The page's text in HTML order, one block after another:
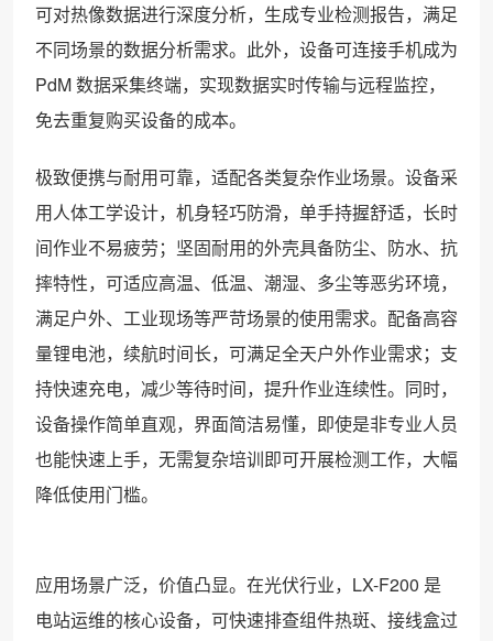
可对热像数据进行深度分析，生成专业检测报告，满足
不同场景的数据分析需求。此外，设备可连接手机成为
PdM 数据采集终端，实现数据实时传输与远程监控，
免去重复购买设备的成本。
极致便携与耐用可靠，适配各类复杂作业场景。设备采
用人体工学设计，机身轻巧防滑，单手持握舒适，长时
间作业不易疲劳；坚固耐用的外壳具备防尘、防水、抗
摔特性，可适应高温、低温、潮湿、多尘等恶劣环境，
满足户外、工业现场等严苛场景的使用需求。配备高容
量锂电池，续航时间长，可满足全天户外作业需求；支
持快速充电，减少等待时间，提升作业连续性。同时，
设备操作简单直观，界面简洁易懂，即使是非专业人员
也能快速上手，无需复杂培训即可开展检测工作，大幅
降低使用门槛。
应用场景广泛，价值凸显。在光伏行业，LX-F200 是
电站运维的核心设备，可快速排查组件热斑、接线盒过